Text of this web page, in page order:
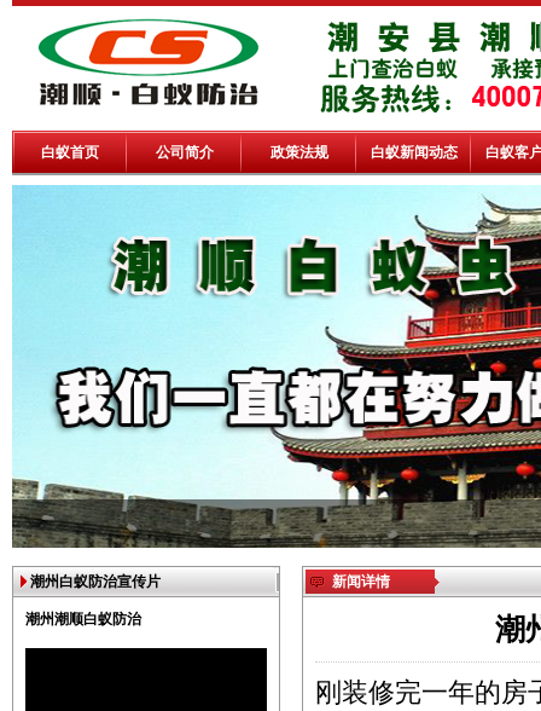
白蚁首页 公司简介 政策法规 白蚁新闻动态 白蚁客
潮州白蚁防治宣传片
潮州潮顺白蚁防治
新闻详情
潮
刚装修完一年的房